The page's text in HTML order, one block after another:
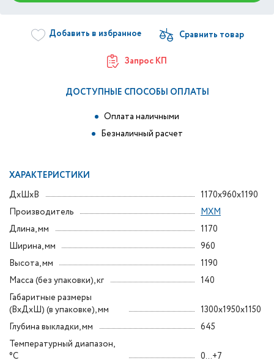
Добавить в избранное
Запрос КП
ДОСТУПНЫЕ СПОСОБЫ ОПЛАТЫ
Оплата наличными
Безналичный расчет
ХАРАКТЕРИСТИКИ
ДxШxВ
1170x960x1190
Производитель
МХМ
Длина, мм
1170
Ширина, мм
960
Высота, мм
1190
Масса (без упаковки), кг
140
Габаритные размеры
(ВxДxШ) (в упаковке), мм
1300x1950x1150
Глубина выкладки, мм
645
Температурный диапазон,
°C
0...+7